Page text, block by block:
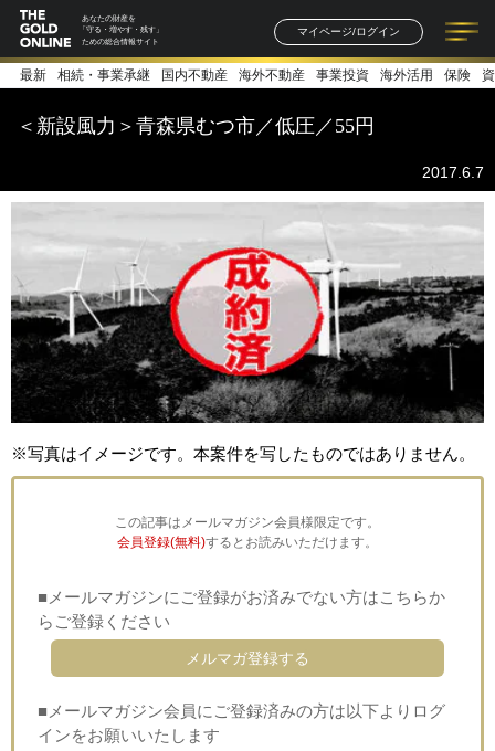
あなたの財産を
「守る・増やす・残す」
ための総合情報サイト
マイページ/ログイン
記事一覧 連載一覧
著者一覧 書籍一覧
最新 相続・事業承継 国内不動産 海外不動産 事業投資 海外活用 保険
＜新設風力＞青森県むつ市／低圧／55円
2017.6.7
※写真はイメージです。本案件を写したものではありません。
この記事はメールマガジン会員様限定です。
会員登録(無料)するとお読みいただけます。
■メールマガジンにご登録がお済みでない方はこちらか
らご登録ください
メルマガ登録する
■メールマガジン会員にご登録済みの方は以下よりログ
インをお願いいたします